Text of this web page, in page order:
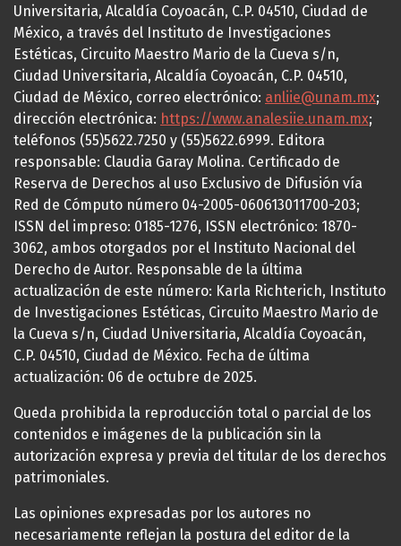
Universitaria, Alcaldía Coyoacán, C.P. 04510, Ciudad de
México, a través del Instituto de Investigaciones
Estéticas, Circuito Maestro Mario de la Cueva s/n,
Ciudad Universitaria, Alcaldía Coyoacán, C.P. 04510,
Ciudad de México, correo electrónico: anliie@unam.mx;
dirección electrónica: https://www.analesiie.unam.mx;
teléfonos (55)5622.7250 y (55)5622.6999. Editora
responsable: Claudia Garay Molina. Certificado de
Reserva de Derechos al uso Exclusivo de Difusión vía
Red de Cómputo número 04-2005-060613011700-203;
ISSN del impreso: 0185-1276, ISSN electrónico: 1870-
3062, ambos otorgados por el Instituto Nacional del
Derecho de Autor. Responsable de la última
actualización de este número: Karla Richterich, Instituto
de Investigaciones Estéticas, Circuito Maestro Mario de
la Cueva s/n, Ciudad Universitaria, Alcaldía Coyoacán,
C.P. 04510, Ciudad de México. Fecha de última
actualización: 06 de octubre de 2025.
Queda prohibida la reproducción total o parcial de los
contenidos e imágenes de la publicación sin la
autorización expresa y previa del titular de los derechos
patrimoniales.
Las opiniones expresadas por los autores no
necesariamente reflejan la postura del editor de la